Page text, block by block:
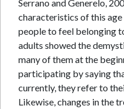
Serrano and Generelo,
characteristics of this
people to feel belonging
adults showed the
many of them at the
participating by saying
currently, they refer to
Likewise, changes in the